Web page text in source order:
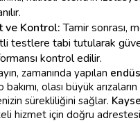
ve Kontrol:Tamir sonrası,
testlere tabi tutularak
kontrol edilir.
zamanında yapılan
olası büyük
sürekliliğini sağlar.
hizmet için doğru